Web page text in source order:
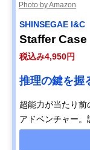
Photo by Amazon
SHINSEGAE I&C
Staffer Case
税込み4,950円
推理の鍵を握
超能力が当たり
アドベンチャー